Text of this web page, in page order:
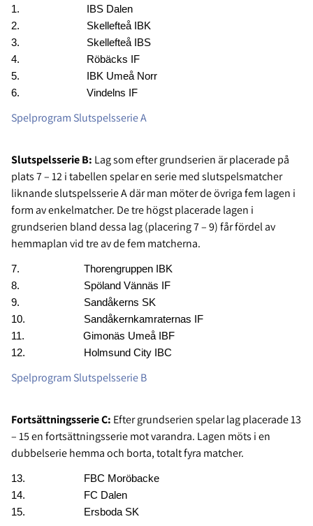
1. IBS Dalen
2. Skellefteå IBK
3. Skellefteå IBS
4. Röbäcks IF
5. IBK Umeå Norr
6. Vindelns IF
Spelprogram Slutspelsserie A
Slutspelsserie B: Lag som efter grundserien är placerade på
plats 7 – 12 i tabellen spelar en serie med slutspelsmatcher
liknande slutspelsserie A där man möter de övriga fem lagen i
form av enkelmatcher. De tre högst placerade lagen i
grundserien bland dessa lag (placering 7 – 9) får fördel av
hemmaplan vid tre av de fem matcherna.
7. Thorengruppen IBK
8. Spöland Vännäs IF
9. Sandåkerns SK
10. Sandåkernkamraternas IF
11. Gimonäs Umeå IBF
12. Holmsund City IBC
Spelprogram Slutspelsserie B
Fortsättningsserie C: Efter grundserien spelar lag placerade 13
– 15 en fortsättningsserie mot varandra. Lagen möts i en
dubbelserie hemma och borta, totalt fyra matcher.
13. FBC Moröbacke
14. FC Dalen
15. Ersboda SK